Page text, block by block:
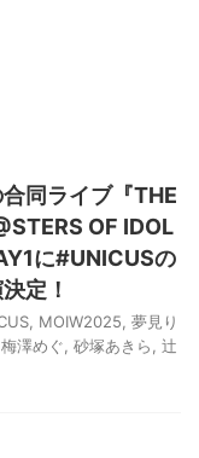
同ライブ『THE
OF IDOL
に#UNICUSの
定！
MOIW2025 夢見り
梅澤めぐ 砂塚あきら
辻